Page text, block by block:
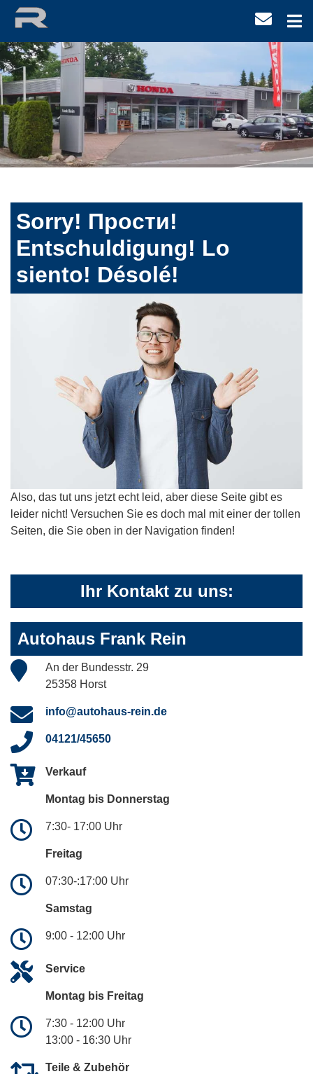
Sorry! Прости!
Entschuldigung! Lo
siento! Désolé!
Also, das tut uns jetzt echt leid, aber diese Seite gibt es
leider nicht! Versuchen Sie es doch mal mit einer der tollen
Seiten, die Sie oben in der Navigation finden!
Ihr Kontakt zu uns:
Autohaus Frank Rein
An der Bundesstr. 29
25358 Horst
info@autohaus-rein.de
04121/45650
Verkauf
Montag bis Donnerstag
7:30- 17:00 Uhr
Freitag
07:30-:17:00 Uhr
Samstag
9:00 - 12:00 Uhr
Service
Montag bis Freitag
7:30 - 12:00 Uhr
13:00 - 16:30 Uhr
Teile & Zubehör